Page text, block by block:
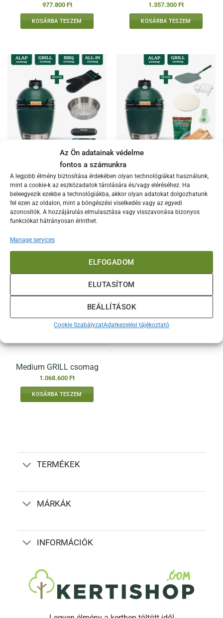
Az Ön adatainak védelme
fontos a számunkra
A legjobb élmény biztosítása érdekében olyan technológiákat használunk,
mint a cookie-k az eszközadatok tárolására és/vagy eléréséhez. Ha
beleegyezik ezekbe a technológiákba, akkor olyan adatokat dolgozhatunk
fel ezen az oldalon, mint a böngészési viselkedés vagy az egyedi
azonosítók. A hozzájárulás elmulasztása vagy visszavonása bizonyos
funkciókat hátrányosan érinthet.
Manage services
ELFOGADOM
ELUTASÍTOM
BEÁLLÍTÁSOK
Cookie SzabályzatAdatkezelési tájékoztató
977.800 Ft
KOSÁRBA TESZEM
1.357.300 Ft
KOSÁRBA TESZEM
Medium ALL-in PLUSZ
csomag
1.511.800Ft
KOSÁRBA TESZEM
Medium BBQ csomag
1.185.300Ft
KOSÁRBA TESZEM
Medium GRILL csomag
1.068.600 Ft
KOSÁRBA TESZEM
TERMÉKEK
MÁRKÁK
INFORMÁCIÓK